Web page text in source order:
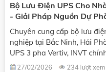
Bộ Lưu Điện UPS Cho
- Giải Pháp Nguồn Dự
Chuyên cung cấp bộ lưu
nghiệp tại Bắc Ninh, Hải
UPS 3 pha Vertiv, INVT
27/02/2026 234 lượt xem